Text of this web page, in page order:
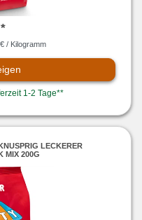
/ Kilogramm
1-2 Tage**
LECKERER
MIX 200G